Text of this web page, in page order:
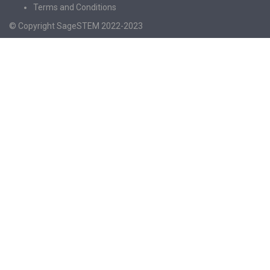
Terms and Conditions
© Copyright SageSTEM 2022-2023